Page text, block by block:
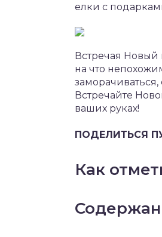
елки с
Встречая Новый
на что
Встречайте
ваших руках!
ПОДЕЛИТЬСЯ
Как